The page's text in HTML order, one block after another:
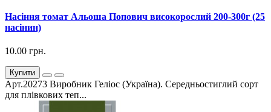
Насіння томат Альоша Попович високорослий 200-300г (25
насінин)
10.00 грн.
Купити
Арт.20273 Виробник Геліос (Україна). Середньостиглий сорт
для плівкових теп...